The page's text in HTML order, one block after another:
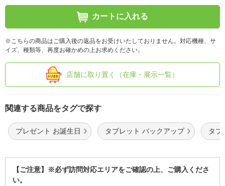
カートに入れる
※こちらの商品はご購入後の返品をお受けいたしておりません。対応機種、サ
イズ、種類等、再度お確かめの上お求めください。
店舗に取り置く（在庫・展示一覧）
関連する商品をタグで探す
プレゼント お誕生日 タブレット バックアップ タブ
【ご注意】※必ず訪問対応エリアをご確認の上、ご購入くださ
い。